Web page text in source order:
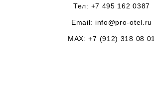
Тел: +7 495 162 0387
Email: info@pro-otel.ru
MAX: +7 (912) 318 08 01